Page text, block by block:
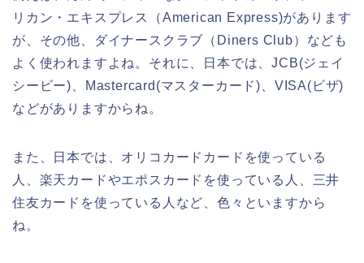
リカン・エキスプレス（American Express)があります
が、その他、ダイナースクラブ（Diners Club）なども
よく使われますよね。それに、日本では、JCB(ジェイ
シービー)、Mastercard(マスターカード)、VISA(ビザ)
などがありますからね。
また、日本では、オリコカードカードを使っている
人、楽天カードやエポスカードを使っている人、三井
住友カードを使っている人など、色々といますから
ね。